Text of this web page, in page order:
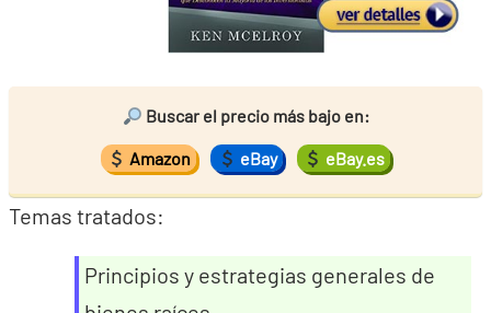
Buscar el precio más bajo en:
Amazon eBay eBay.es
Temas tratados:
Principios y estrategias generales de